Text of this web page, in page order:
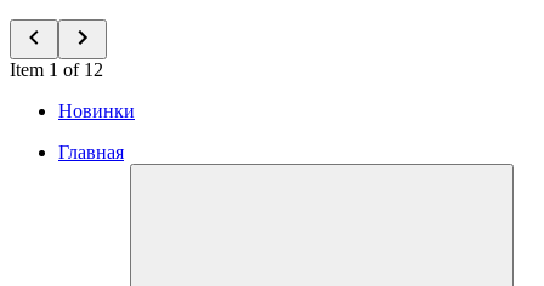
Item 1 of 12
Новинки
Главная